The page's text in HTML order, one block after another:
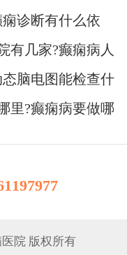
诊断有什么依
有几家?癫痫病人
脑电图能检查什
里?癫痫病要做哪
院 版权所有